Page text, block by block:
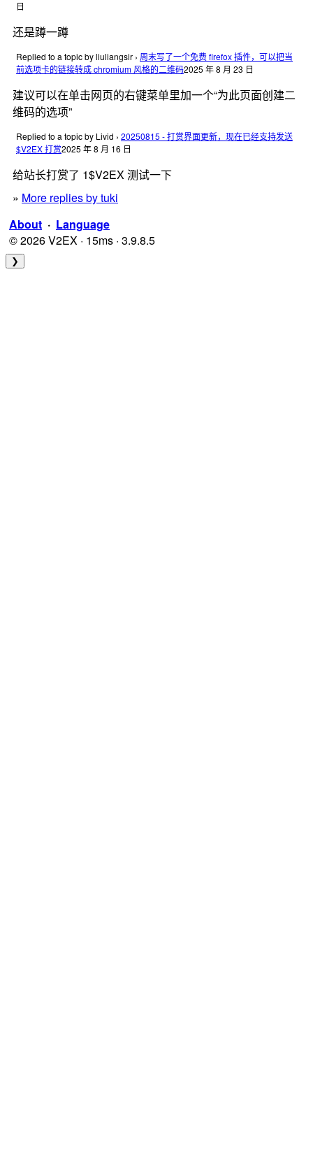
日
还是蹲一蹲
Replied to a topic by liuliangsir › 周末写了一个免费 firefox 插件，可以把当
前选项卡的链接转成 chromium 风格的二维码2025 年 8 月 23 日
建议可以在单击网页的右键菜单里加一个“为此页面创建二
维码的选项”
Replied to a topic by Livid › 20250815 - 打赏界面更新，现在已经支持发送
$V2EX 打赏2025 年 8 月 16 日
给站长打赏了 1$V2EX 测试一下
» More replies by tuki
About · Language
© 2026 V2EX · 15ms · 3.9.8.5
❯